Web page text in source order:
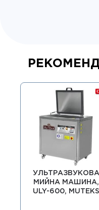
УЛЬТРАЗВУКОВА
МИЙНА МАШИНА,
ULY-600, MUTEKS